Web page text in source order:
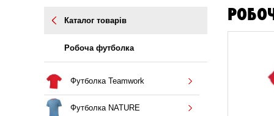
Каталог товарів
Робоча футболка
Футболка Teamwork
Футболка NATURE